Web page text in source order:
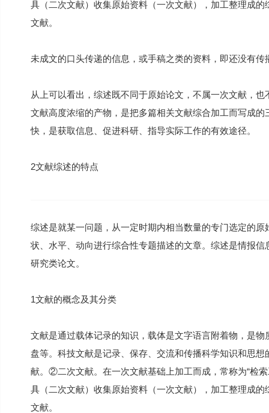
具（二次文献）收集原始资料（一次文献），加工整理成
文献。
未成文的口头传递的信息，或手稿之类的资料，即还没有传
从上可以看出，综述既不同于原始论文，不属一次文献，
文献高度浓缩的产物，是把多篇相关文献综合加工而写成
快，是获取信息、促进科研、指导实际工作的有效途径。
2文献综述的特点
综述是就某一问题，从一定时期内相当数量的专门选定的
状、水平、动向进行综合性专题描述的文章。综述是情报
研究类论文。
1文献的概念及其分类
文献是通过载体记录的知识，载体是文字语言附着物，是
盘等。科技文献是记录、保存、交流和传播科学知识和思
献。②二次文献。在一次文献基础上加工而成，常称为“检
具（二次文献）收集原始资料（一次文献），加工整理成
文献。